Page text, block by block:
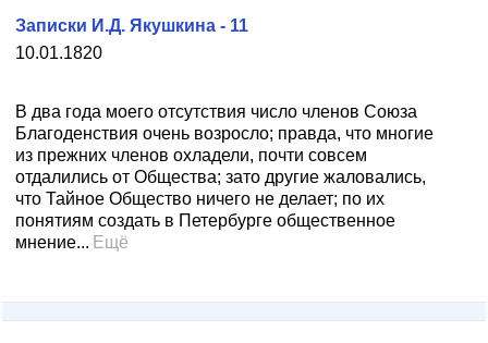
10.01.1820
Записки И.Д. Якушкина - 11
В два года моего отсутствия число членов Союза
Благоденствия очень возросло; правда, что многие
из прежних членов охладели, почти совсем
отдалились от Общества; зато другие жаловались,
что Тайное Общество ничего не делает; по их
понятиям создать в Петербурге общественное
мнение... Ещё